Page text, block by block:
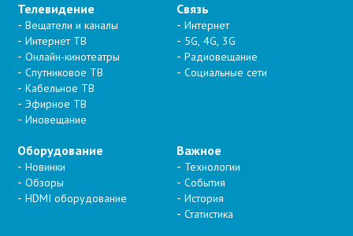
Телевидение
Вещатели и каналы
Интернет ТВ
Онлайн-кинотеатры
Спутниковое ТВ
Кабельное ТВ
Эфирное ТВ
Иновещание
Связь
Интернет
5G, 4G, 3G
Радиовещание
Социальные сети
Оборудование
Новинки
Обзоры
HDMI оборудование
Важное
Технологии
События
История
Статистика